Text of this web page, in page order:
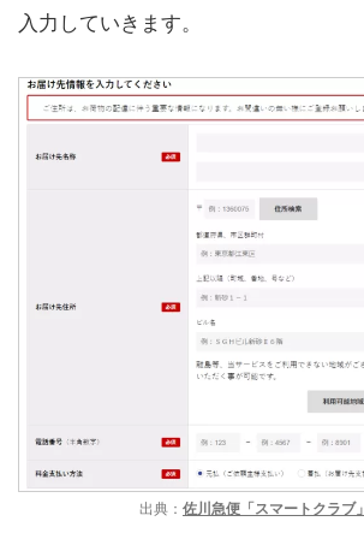
入力していきます。
出典： 佐川急便「スマートクラブ」